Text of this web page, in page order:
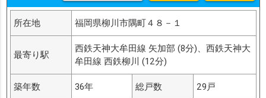
所在地 福岡県柳川市隅町４８－１
最寄り駅
西鉄天神大牟田線 矢加部 (8分)、西鉄天神大
牟田線 西鉄柳川 (12分)
築年数 36年 総戸数 29戸